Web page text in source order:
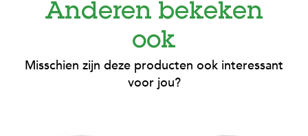
Anderen bekeken
ook
Misschien zijn deze producten ook interessant
voor jou?